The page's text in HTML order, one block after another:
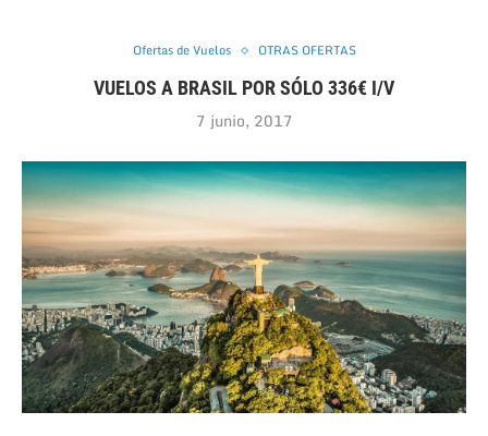
Ofertas de Vuelos OTRAS OFERTAS
VUELOS A BRASIL POR SÓLO 336€ I/V
7 junio, 2017